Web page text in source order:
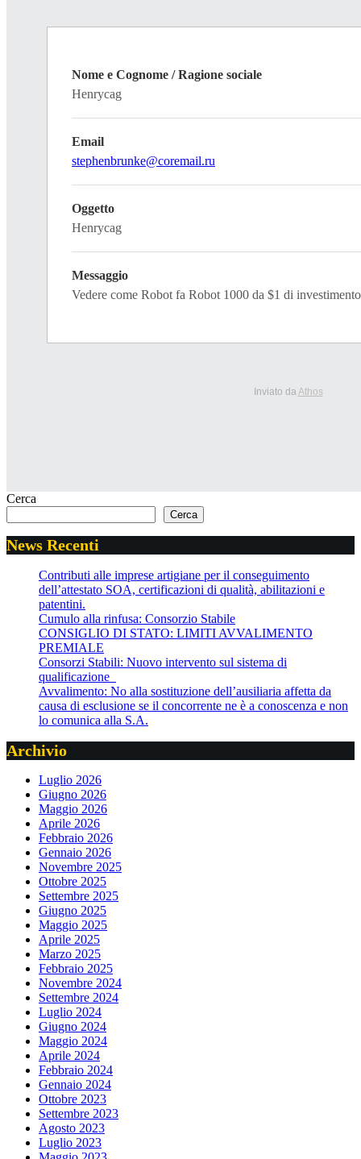
Nome e Cognome / Ragione sociale
Henrycag
Email
stephenbrunke@coremail.ru
Oggetto
Henrycag
Messaggio
Vedere come Robot fa Robot 1000 da $1 di
Inviato daAthos
Cerca
Cerca
News Recenti
Contributi alle imprese artigiane per il conseguimento
dell’attestato SOA, certificazioni di qualità, abilitazioni e
patentini.
Cumulo alla rinfusa: Consorzio Stabile
CONSIGLIO DI STATO: LIMITI AVVALIMENTO
PREMIALE
Consorzi Stabili: Nuovo intervento sul sistema di
qualificazione
Avvalimento: No alla sostituzione dell’ausiliaria affetta da
causa di esclusione se il concorrente ne è a conoscenza e non
lo comunica alla S.A.
Archivio
Luglio 2026
Giugno 2026
Maggio 2026
Aprile 2026
Febbraio 2026
Gennaio 2026
Novembre 2025
Ottobre 2025
Settembre 2025
Giugno 2025
Maggio 2025
Aprile 2025
Marzo 2025
Febbraio 2025
Novembre 2024
Settembre 2024
Luglio 2024
Giugno 2024
Maggio 2024
Aprile 2024
Febbraio 2024
Gennaio 2024
Ottobre 2023
Settembre 2023
Agosto 2023
Luglio 2023